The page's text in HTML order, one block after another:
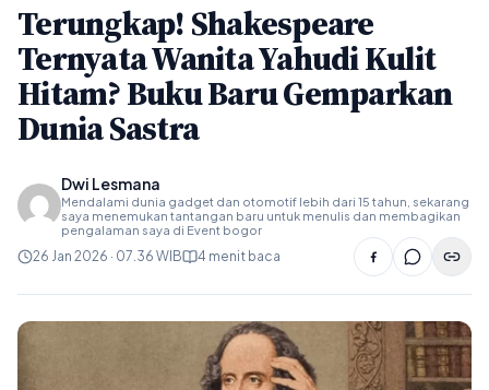
Terungkap! Shakespeare
Ternyata Wanita Yahudi Kulit
Hitam? Buku Baru Gemparkan
Dunia Sastra
Dwi Lesmana
Mendalami dunia gadget dan otomotif lebih dari 15 tahun, sekarang
saya menemukan tantangan baru untuk menulis dan membagikan
pengalaman saya di Event bogor
26 Jan 2026 · 07.36 WIB 4 menit baca